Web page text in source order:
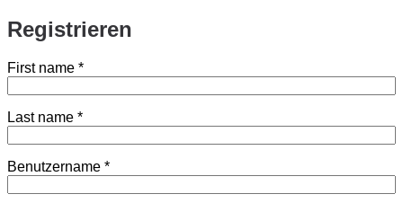
Registrieren
First name *
Last name *
Benutzername *Erforderlich